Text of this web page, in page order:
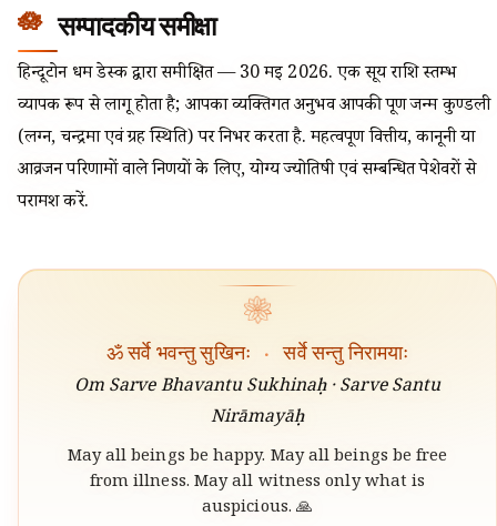
सम्पादकीय समीक्षा
हिन्दूटोन धर्म डेस्क द्वारा समीक्षित — 30 मई 2026. एक सूर्य राशि स्तम्भ
व्यापक रूप से लागू होता है; आपका व्यक्तिगत अनुभव आपकी पूर्ण जन्म कुण्डली
(लग्न, चन्द्रमा एवं ग्रह स्थिति) पर निर्भर करता है. महत्वपूर्ण वित्तीय, कानूनी या
आव्रजन परिणामों वाले निर्णयों के लिए, योग्य ज्योतिषी एवं सम्बन्धित पेशेवरों से
परामर्श करें.
❀
ॐ सर्वे भवन्तु सुखिनः · सर्वे सन्तु निरामयाः
Om Sarve Bhavantu Sukhinaḥ · Sarve Santu
Nirāmayāḥ
May all beings be happy. May all beings be free
from illness. May all witness only what is
auspicious. 🙏